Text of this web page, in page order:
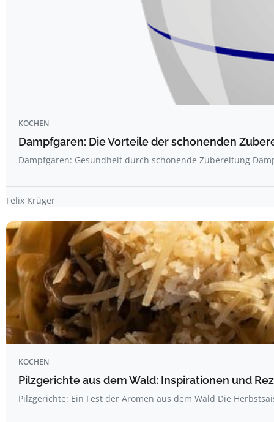
KOCHEN
Dampfgaren: Die Vorteile der schonenden
Dampfgaren: Gesundheit durch schonende Zubereitung
Felix Krüger
KOCHEN
Pilzgerichte aus dem Wald: Inspirationen und
Pilzgerichte: Ein Fest der Aromen aus dem Wald Die